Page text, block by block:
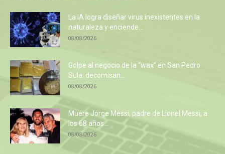
La IA logra diseñar virus inexistentes en la
naturaleza y enciende...
08/08/2026
Golpe al negocio de la “wax” en San Pedro
Sula: decomisan...
08/08/2026
Muere Jorge Messi, padre de Lionel Messi, a
los 68 años...
08/08/2026